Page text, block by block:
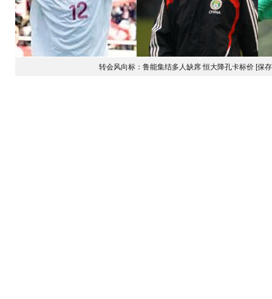
转会风向标：鲁能集结多人缺席 恒大降孔卡标价 [保